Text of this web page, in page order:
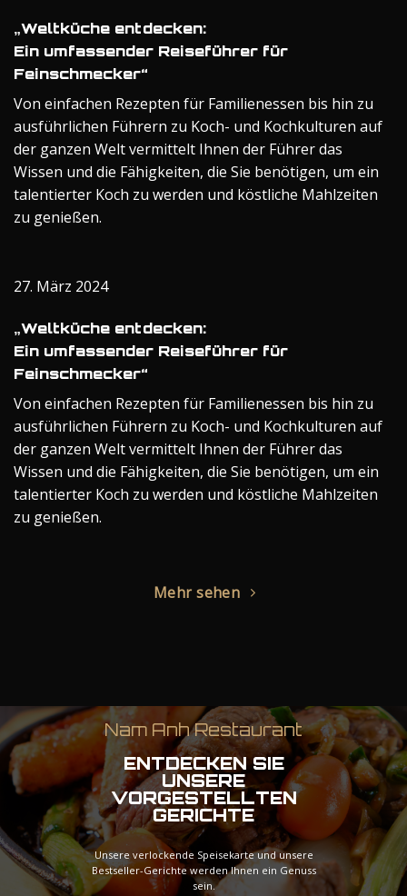
„Weltküche entdecken:
Ein umfassender Reiseführer für
Feinschmecker“
Von einfachen Rezepten für Familienessen bis hin zu
ausführlichen Führern zu Koch- und Kochkulturen auf
der ganzen Welt vermittelt Ihnen der Führer das
Wissen und die Fähigkeiten, die Sie benötigen, um ein
talentierter Koch zu werden und köstliche Mahlzeiten
zu genießen.
27. März 2024
„Weltküche entdecken:
Ein umfassender Reiseführer für
Feinschmecker“
Von einfachen Rezepten für Familienessen bis hin zu
ausführlichen Führern zu Koch- und Kochkulturen auf
der ganzen Welt vermittelt Ihnen der Führer das
Wissen und die Fähigkeiten, die Sie benötigen, um ein
talentierter Koch zu werden und köstliche Mahlzeiten
zu genießen.
Mehr sehen
Nam Anh Restaurant
ENTDECKEN SIE
UNSERE
VORGESTELLTEN
GERICHTE
Unsere verlockende Speisekarte und unsere
Bestseller-Gerichte werden Ihnen ein Genuss
sein.